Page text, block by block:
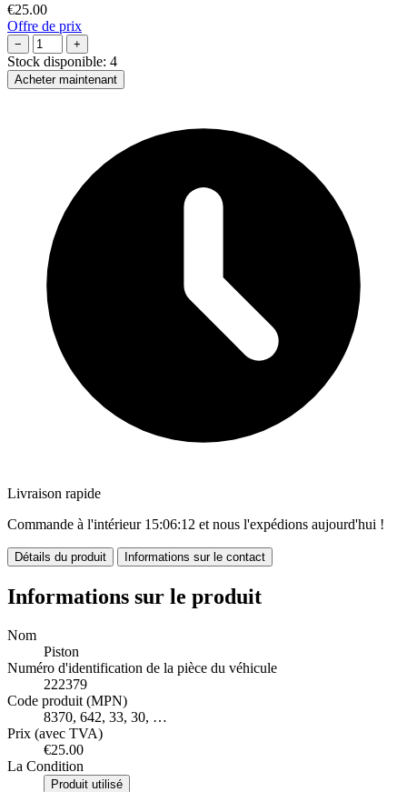
€25.00
Offre de prix
− +
Stock disponible: 4
Acheter maintenant
Livraison rapide
Commande à l'intérieur 15:06:12 et nous l'expédions aujourd'hui !
Détails du produit Informations sur le contact
Informations sur le produit
Nom
Piston
Numéro d'identification de la pièce du véhicule
222379
Code produit (MPN)
8370, 642, 33, 30, …
Prix (avec TVA)
€25.00
La Condition
Produit utilisé